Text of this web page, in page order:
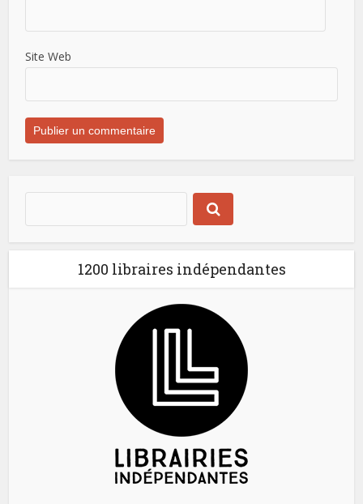
Site Web
1200 libraires indépendantes